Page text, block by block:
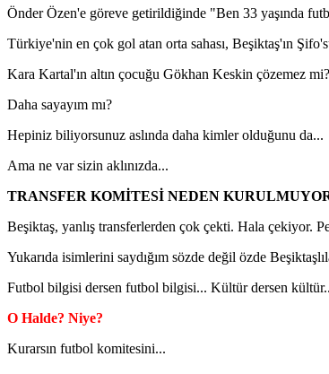
Önder Özen'e göreve getirildiğinde "Ben 33 yaşında
Türkiye'nin en çok gol atan orta sahası, Beşiktaş'ın
Kara Kartal'ın altın çocuğu Gökhan Keskin çözemez mi?
Daha sayayım mı?
Hepiniz biliyorsunuz aslında daha kimler olduğunu da...
Ama ne var sizin aklınızda...
TRANSFER KOMİTESİ NEDEN
Beşiktaş, yanlış transferlerden çok çekti. Hala çekiyor.
Yukarıda isimlerini saydığım sözde değil özde
Futbol bilgisi dersen futbol bilgisi... Kültür dersen
O Halde? Niye?
Kurarsın futbol komitesini...